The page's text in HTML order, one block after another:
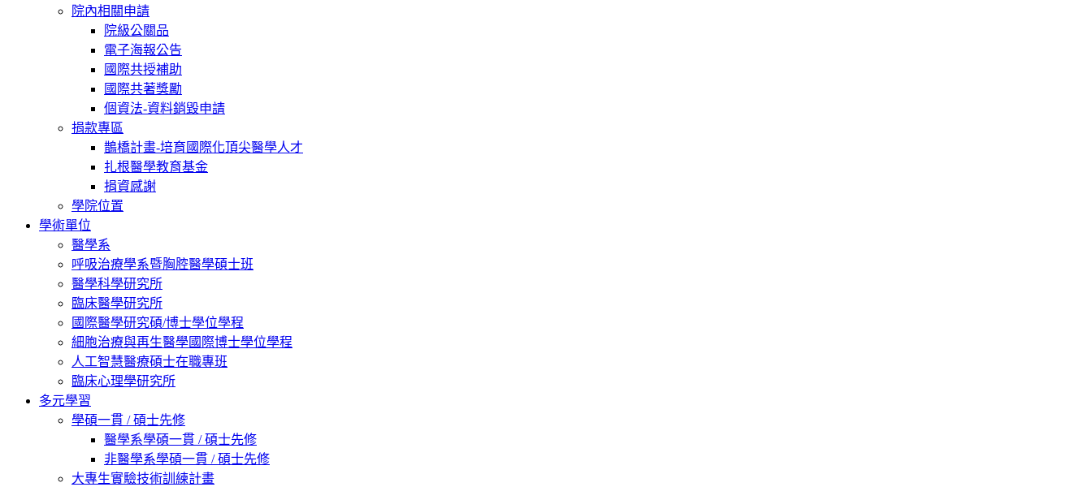
院內相關申請
院級公關品
電子海報公告
國際共授補助
國際共著獎勵
個資法-資料銷毀申請
捐款專區
鵲橋計畫-培育國際化頂尖醫學人才
扎根醫學教育基金
捐資感謝
學院位置
學術單位
醫學系
呼吸治療學系暨胸腔醫學碩士班
醫學科學研究所
臨床醫學研究所
國際醫學研究碩/博士學位學程
細胞治療與再生醫學國際博士學位學程
人工智慧醫療碩士在職專班
臨床心理學研究所
多元學習
學碩一貫 / 碩士先修
醫學系學碩一貫 / 碩士先修
非醫學系學碩一貫 / 碩士先修
大專生實驗技術訓練計畫